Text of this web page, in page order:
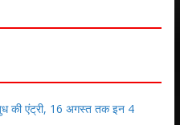
की एंट्री, 16 अगस्त तक इन 4